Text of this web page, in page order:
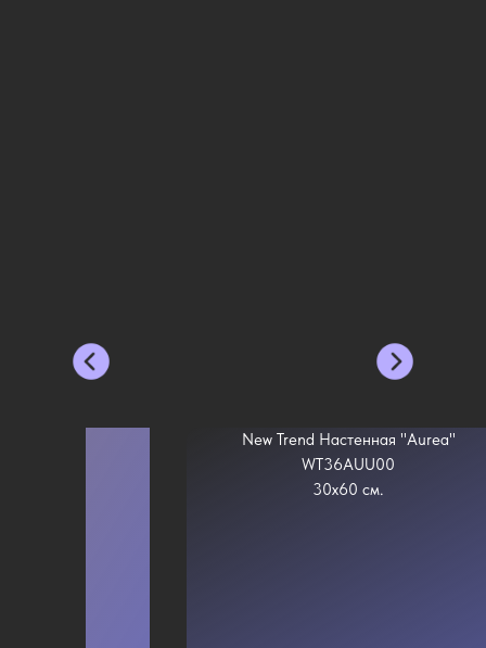
New Trend Настенная "Aurea"
WT36AUU00
30x60 см.